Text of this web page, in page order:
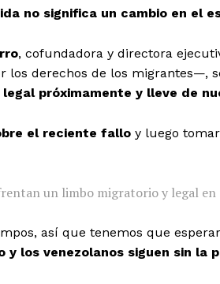
no significa un cambio en el
, cofundadora y directora
los derechos de los migrantes—,
próximamente y lleve de
el reciente fallo y luego
un limbo migratorio y legal
así que tenemos que
y los venezolanos siguen sin la